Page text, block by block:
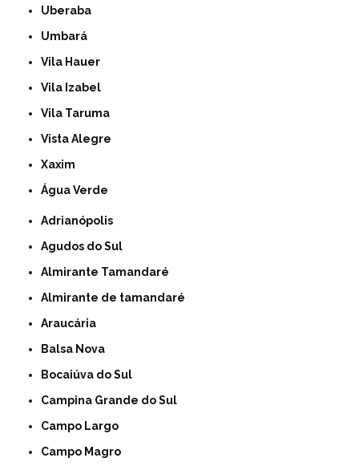
Uberaba
Umbará
Vila Hauer
Vila Izabel
Vila Taruma
Vista Alegre
Xaxim
Água Verde
Adrianópolis
Agudos do Sul
Almirante Tamandaré
Almirante de tamandaré
Araucária
Balsa Nova
Bocaiúva do Sul
Campina Grande do Sul
Campo Largo
Campo Magro